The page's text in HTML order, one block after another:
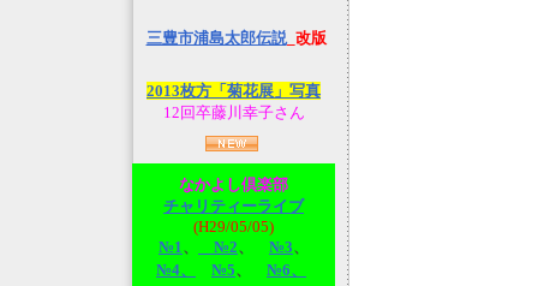
三豊市浦島太郎伝説_改版
2013枚方「菊花展」写真
12回卒藤川幸子さん
なかよし倶楽部
チャリティーライブ
(H29/05/05)
№1、 №2、 №3、
№4、
№5、 №6、